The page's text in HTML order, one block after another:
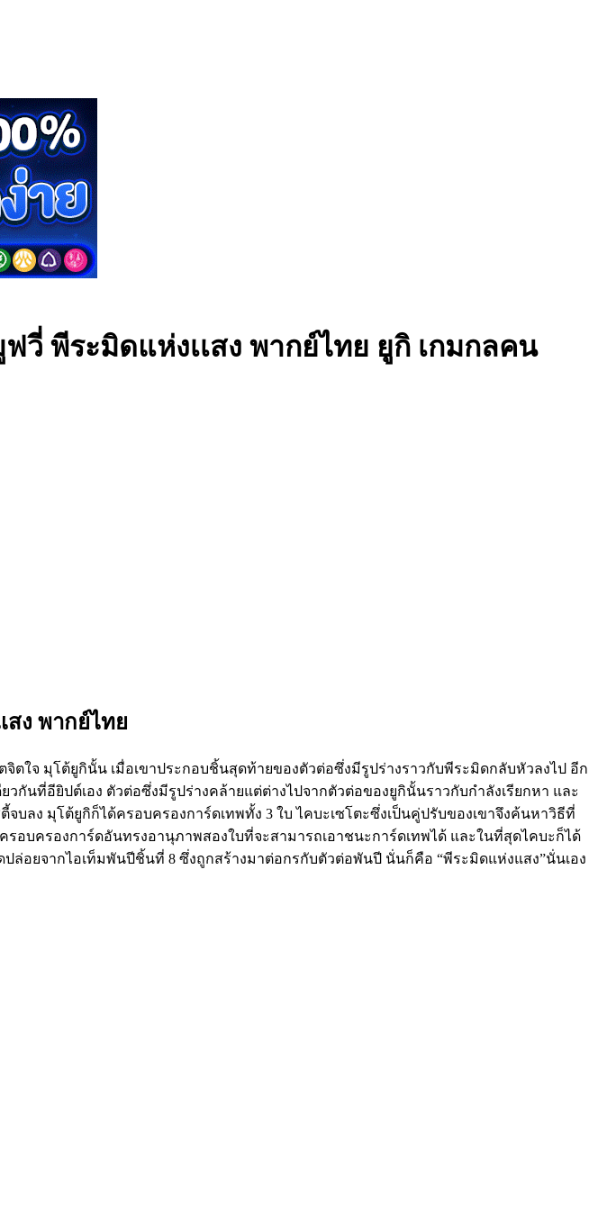
วี่ พีระมิดแห่งเเสง พากย์ไทย ยูกิ เกมกลคน
สง พากย์ไทย
ใจ มุโต้ยูกินั้น เมื่อเขาประกอบชิ้นสุดท้ายของตัวต่อซึ่งมีรูปร่างราวกับพีระมิดกลับหัวลงไป อีก
นที่อียิปต์เอง ตัวต่อซึ่งมีรูปร่างคล้ายแต่ต่างไปจากตัวต่อของยูกินั้นราวกับกำลังเรียกหา และ
ลง มุโต้ยูกิก็ได้ครอบครองการ์ดเทพทั้ง 3 ใบ ไคบะเซโตะซึ่งเป็นคู่ปรับของเขาจึงค้นหาวิธีที่
รอบครองการ์ดอันทรงอานุภาพสองใบที่จะสามารถเอาชนะการ์ดเทพได้ และในที่สุดไคบะก็ได้
ล่อยจากไอเท็มพันปีชิ้นที่ 8 ซึ่งถูกสร้างมาต่อกรกับตัวต่อพันปี นั่นก็คือ “พีระมิดแห่งแสง”นั่นเอง